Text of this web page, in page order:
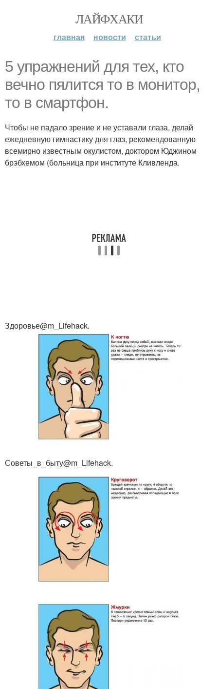
ЛАЙФХАКИ
главная новости статьи
5 упражнений для тех, кто
вечно пялится то в монитор,
то в смартфон.
Чтобы не падало зрение и не уставали глаза, делай
ежедневную гимнастику для глаз, рекомендованную
всемирно известным окулистом, доктором Юджином
брэбхемом (больница при институте Кливленда.
Здоровье@m_Lifehack.
Советы_в_быту@m_Lifehack.